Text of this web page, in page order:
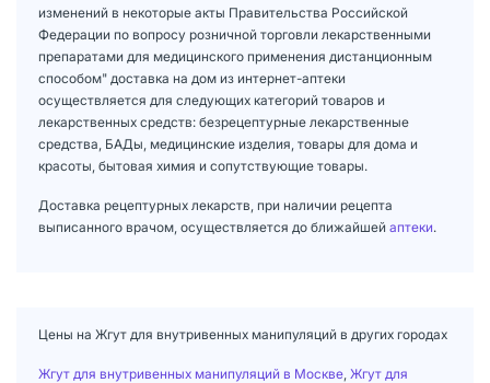
изменений в некоторые акты Правительства Российской
Федерации по вопросу розничной торговли лекарственными
препаратами для медицинского применения дистанционным
способом" доставка на дом из интернет-аптеки
осуществляется для следующих категорий товаров и
лекарственных средств: безрецептурные лекарственные
средства, БАДы, медицинские изделия, товары для дома и
красоты, бытовая химия и сопутствующие товары.
Доставка рецептурных лекарств, при наличии рецепта
выписанного врачом, осуществляется до ближайшей аптеки.
Цены на Жгут для внутривенных манипуляций в других городах
Жгут для внутривенных манипуляций в Москве Жгут для